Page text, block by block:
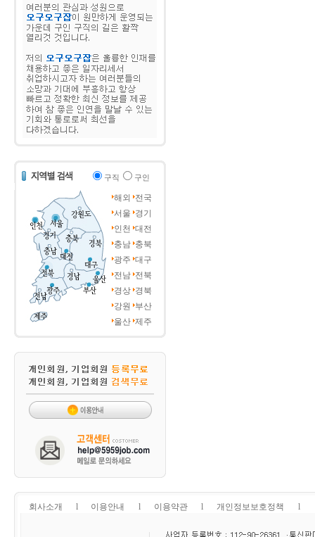
구직 구인
해외
전국
서울 경기
인천 대전
충남 충북
광주 대구
전남 전북
경상 경북
강원
부산
울산 제주
회사소개 l 이용안내 l 이용약관 l 개인정보보호정책 l